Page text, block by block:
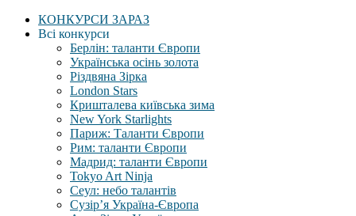
КОНКУРСИ ЗАРАЗ
Всі конкурси
Берлін: таланти Європи
Українська осінь золота
Різдвяна Зірка
London Stars
Кришталева київська зима
New York Starlights
Париж: Таланти Європи
Рим: таланти Європи
Мадрид: таланти Європи
Tokyo Art Ninja
Сеул: небо талантів
Сузір’я Україна-Європа